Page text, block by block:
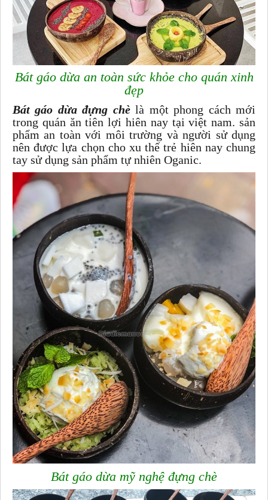
Bát gáo dừa an toàn sức khỏe cho quán xinh
đẹp
Bát gáo dừa đựng chèlà một phong cách mới
trong quán ăn tiên lợi hiên nay tại việt nam. sản
phẩm an toàn với môi trường và người sử dụng
nên được lựa chọn cho xu thế trẻ hiên nay chung
tay sử dụng sản phẩm tự nhiên Oganic.
Bát gáo dừa mỹ nghệ đựng chè